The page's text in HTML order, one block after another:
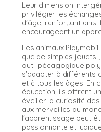
Leur dimension
privilégier les
d'âge, renforçant ainsi
encourageant un
Les animaux
que de simples jouets
outil pédagogique
s'adapter à différents
et à tous les âges. En
éducation, ils offrent
éveiller la curiosité
aux merveilles du
l'apprentissage peut
passionnante et